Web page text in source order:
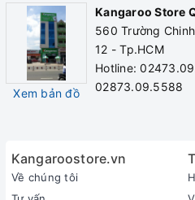
Nước Hydrogen có phân tử
thấu, hấp thụ, bù nước cho
lần, đào thải độc tố tốt hơn.
Uống đủ nước Hydrogen ion
các độc tố.
Nước Hydrogen thúc đấy quá
KANGAROO LÀ
ĐƯỢC CẤP BẰNG
THIẾT BỊ TẠO NƯỚC
Xem bản đồ
Kangaroo Store
560 Trường
12 - Tp.HCM
Hotline:
02873.09.5588
Kangaroostore.vn
Về chúng tôi